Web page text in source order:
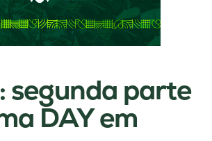
segunda parte
DAY em